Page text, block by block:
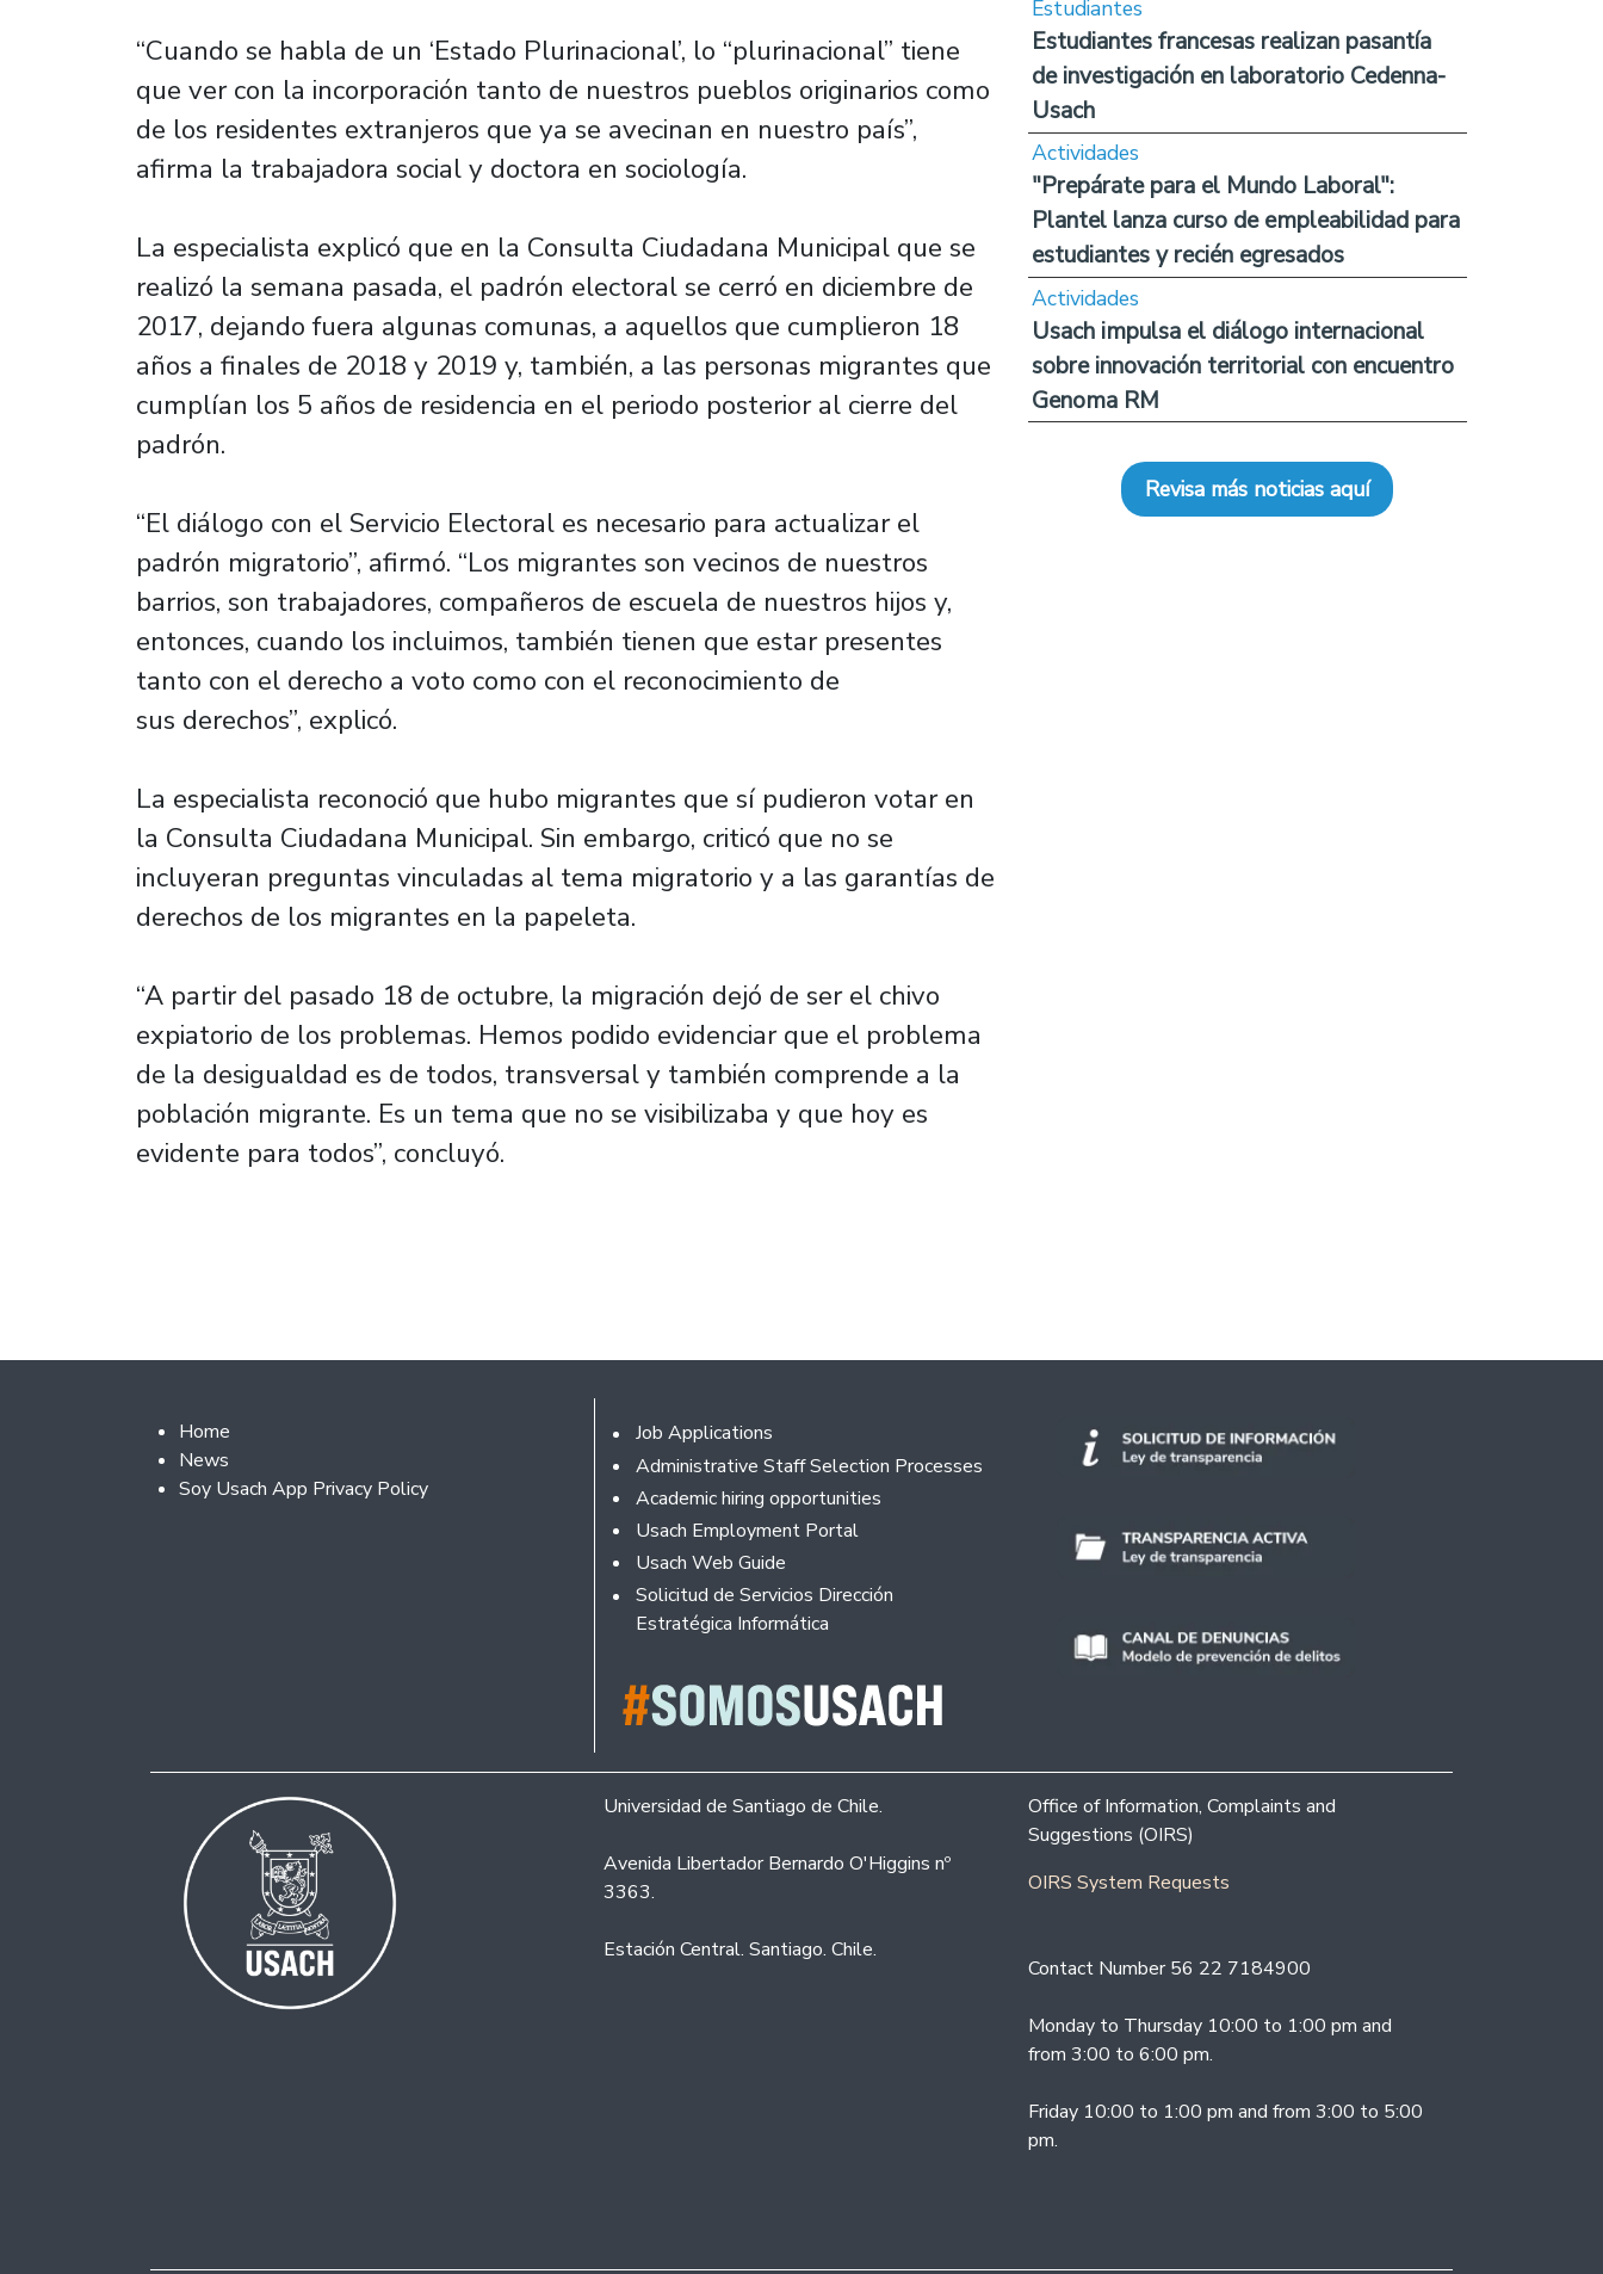
“Cuando se habla de un ‘Estado Plurinacional’, lo “plurinacional” tiene
que ver con la incorporación tanto de nuestros pueblos originarios como
de los residentes extranjeros que ya se avecinan en nuestro país”,
afirma la trabajadora social y doctora en sociología.
La especialista explicó que en la Consulta Ciudadana Municipal que se
realizó la semana pasada, el padrón electoral se cerró en diciembre de
2017, dejando fuera algunas comunas, a aquellos que cumplieron 18
años a finales de 2018 y 2019 y, también, a las personas migrantes que
cumplían los 5 años de residencia en el periodo posterior al cierre del
padrón.
“El diálogo con el Servicio Electoral es necesario para actualizar el
padrón migratorio”, afirmó. “Los migrantes son vecinos de nuestros
barrios, son trabajadores, compañeros de escuela de nuestros hijos y,
entonces, cuando los incluimos, también tienen que estar presentes
tanto con el derecho a voto como con el reconocimiento de
sus derechos”, explicó.
La especialista reconoció que hubo migrantes que sí pudieron votar en
la Consulta Ciudadana Municipal. Sin embargo, criticó que no se
incluyeran preguntas vinculadas al tema migratorio y a las garantías de
derechos de los migrantes en la papeleta.
“A partir del pasado 18 de octubre, la migración dejó de ser el chivo
expiatorio de los problemas. Hemos podido evidenciar que el problema
de la desigualdad es de todos, transversal y también comprende a la
población migrante. Es un tema que no se visibilizaba y que hoy es
evidente para todos”, concluyó.
Estudiantes
Estudiantes francesas realizan pasantía
de investigación en laboratorio Cedenna-
Usach
Actividades
"Prepárate para el Mundo Laboral":
Plantel lanza curso de empleabilidad para
estudiantes y recién egresados
Actividades
Usach impulsa el diálogo internacional
sobre innovación territorial con encuentro
Genoma RM
Revisa más noticias aquí
Footer 2
Home
News
Soy Usach App Privacy Policy
Footer
Job Applications
Administrative Staff Selection Processes
Academic hiring opportunities
Usach Employment Portal
Usach Web Guide
Solicitud de Servicios Dirección
Estratégica Informática
Universidad de Santiago de Chile.
Avenida Libertador Bernardo O'Higgins nº
3363.
Estación Central. Santiago. Chile.
Office of Information, Complaints and
Suggestions (OIRS)
OIRS System Requests
Contact Number 56 22 7184900
Monday to Thursday 10:00 to 1:00 pm and
from 3:00 to 6:00 pm.
Friday 10:00 to 1:00 pm and from 3:00 to 5:00
pm.